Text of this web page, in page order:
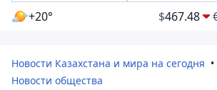
+20° $467.48
Новости Казахстана и мира на сегодня
Новости общества